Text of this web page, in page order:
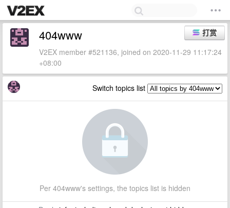
打赏
404www
V2EX member #521136, joined on 2020-11-29 11:17:24
+08:00
Switch topics list
Per 404www's settings, the topics list is hidden